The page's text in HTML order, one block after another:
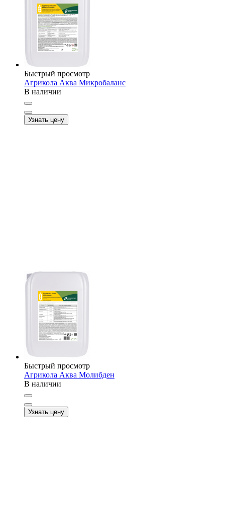
Быстрый просмотр
Агрикола Аква Микробаланс
В наличии
Узнать цену
Быстрый просмотр
Агрикола Аква Молибден
В наличии
Узнать цену